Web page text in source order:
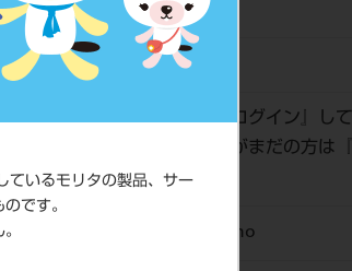
ているモリタの製品、サー
です。
2068604828800
ード 4571261435055
価格の確認は『ログイン 』し
ネット会員登録がまだの方は『
い。
株式会社JM Ortho